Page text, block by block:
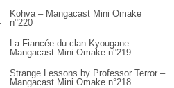
Kohva – Mangacast Mini Omake
n°220
La Fiancée du clan Kyougane –
Mangacast Mini Omake n°219
Strange Lessons by Professor Terror –
Mangacast Mini Omake n°218